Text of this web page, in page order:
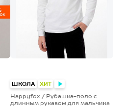
ШКОЛА ХИТ
Happyfox / Рубашка-поло с
длинным рукавом для мальчика